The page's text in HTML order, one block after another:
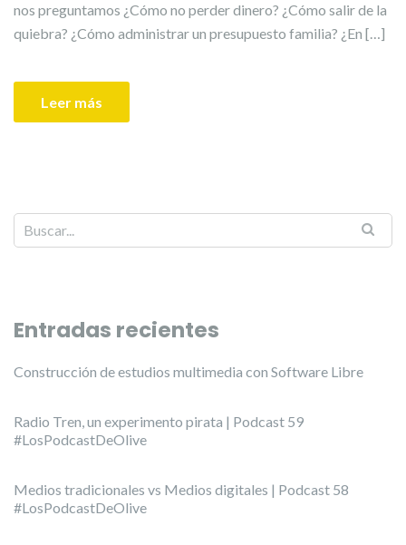
nos preguntamos ¿Cómo no perder dinero? ¿Cómo salir de la
quiebra? ¿Cómo administrar un presupuesto familia? ¿En […]
Leer más
Entradas recientes
Construcción de estudios multimedia con Software Libre
Radio Tren, un experimento pirata | Podcast 59
#LosPodcastDeOlive
Medios tradicionales vs Medios digitales | Podcast 58
#LosPodcastDeOlive